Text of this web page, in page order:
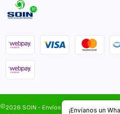
2026 SOIN - Envíos Gratis en¡Envíanos un